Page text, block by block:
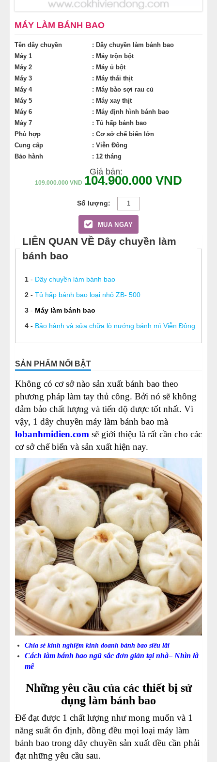
MÁY LÀM BÁNH BAO
Tên dây chuyền
: Dây chuyền làm bánh bao
Máy 1
: Máy trộn bột
Máy 2
: Máy ủ bột
Máy 3
: Máy thái thịt
Máy 4
: Máy bào sợi rau củ
Máy 5
: Máy xay thịt
Máy 6
: Máy định hình bánh bao
Máy 7
: Tủ hấp bánh bao
Phù hợp
: Cơ sở chế biến lớn
Cung cấp
: Viễn Đông
Bảo hành
: 12 tháng
Giá bán:
109.000.000VND 104.900.000 VND
MUA NGAY
LIÊN QUAN VỀ Dây chuyền làm
bánh bao
1- Dây chuyền làm bánh bao
2- Tủ hấp bánh bao loại nhỏ ZB- 500
3- Máy làm bánh bao
4- Bảo hành và sửa chữa lò nướng bánh mì Viễn Đông
SẢN PHẨM NỔI BẬT
Không có cơ sở nào sản xuất bánh bao theo
phương pháp làm tay thủ công. Bởi nó sẽ không
đảm bảo chất lượng và tiến độ được tốt nhất. Vì
vậy, 1 dây chuyền máy làm bánh bao mà
lobanhmidien.com sẽ giới thiệu là rất cần cho các
cơ sở chế biến và sản xuất hiện nay.
Chia sẻ kinh nghiệm kinh doanh bánh bao siêu lãi
Cách làm bánh bao ngũ sắc đơn giản tại nhà– Nhìn là
mê
Những yêu cầu của các thiết bị sử
dụng làm bánh bao
Để đạt được 1 chất lượng như mong muốn và 1
năng suất ổn định, đồng đều mọi loại máy làm
bánh bao trong dây chuyền sản xuất đều cần phải
đạt những yêu cầu sau.
LINH KIỆN THIẾT BỊ LÀM BÁNH
DÂY CHUYỀN LÀM BÁNH MÌ
DÂY CHUYỀN LÀM BÁNH NGỌT
DÂY CHUYỀN LÀM BÁNH BAO
DÂY CHUYỀN LÀM BÁNH TRUNG THU
THIẾT BỊ VIỄN ĐÔNG